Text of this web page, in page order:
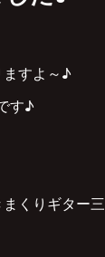
すよ～♪
す♪
くりギター